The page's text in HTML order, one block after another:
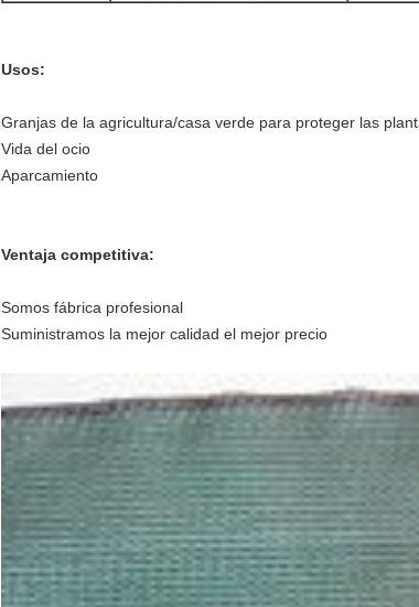
Usos:
Granjas de la agricultura/casa verde para proteger las
Vida del ocio
Aparcamiento
Ventaja competitiva:
Somos fábrica profesional
Suministramos la mejor calidad el mejor precio